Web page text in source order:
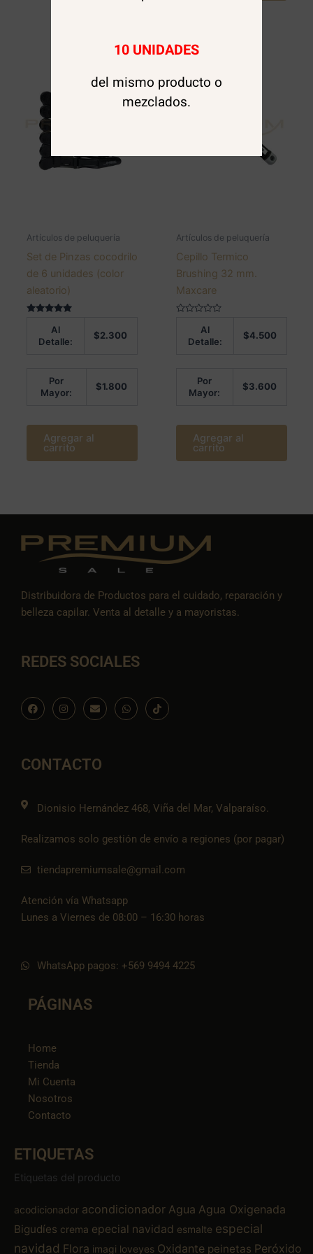
Artículos de peluquería
Set de Pinzas cocodrilo
de 6 unidades (color
aleatorio)
de 5
Al
Detalle:
$2.300
Por
Mayor:
$1.800
Agregar al
carrito
Artículos de peluquería
Cepillo Termico
Brushing 32 mm.
Maxcare
Al
Detalle:
$4.500
Por
Mayor:
$3.600
Agregar al
carrito
Distribuidora de Productos para el cuidado, reparación y
belleza capilar. Venta al detalle y a mayoristas.
REDES SOCIALES
F
a
c
o
k
I
n
s
r
a
E
n
v
p
e
W
h
a
I
c
o
CONTACTO
Dionisio Hernández 468, Viña del Mar, Valparaíso.
Realizamos solo gestión de envío a regiones (por pagar)
tiendapremiumsale@gmail.com
Atención vía Whatsapp
Lunes a Viernes de 08:00 – 16:30 horas
WhatsApp pagos: +569 9494 4225
PÁGINAS
Home
Tienda
Mi Cuenta
Nosotros
Contacto
ETIQUETAS
Etiquetas del producto
acodicionador acondicionador Agua Agua Oxigenada
Bigudíes crema epecial navidad esmalte especial
navidad Flora imagi loveyes Oxidante peinetas Peróxido
10 UNIDADES
del mismo producto o
mezclados.